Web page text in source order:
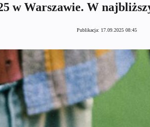
w Warszawie. W
Publikacja: 17.09.2025 08:45